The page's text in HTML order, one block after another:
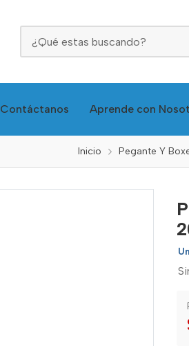
Contáctanos Aprende con
Inicio Pegante Y